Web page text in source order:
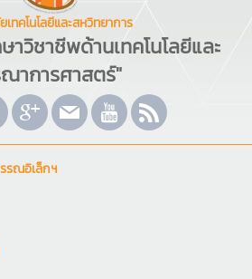
เทคโนโลยีและสหวิทยาการ
วิชาชีพด้านเทคโนโลยีและ
าการศาสตร์"
รณอิเล็กฯ